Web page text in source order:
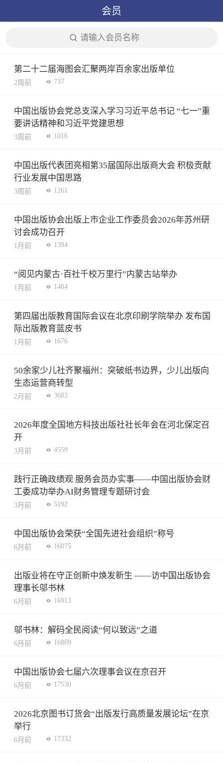
会员
请输入会员名称
第二十二届海图会汇聚两岸百余家出版单位
2周前 737
中国出版协会党总支深入学习习近平总书记 “七一”重
要讲话精神和习近平党建思想
3周前 1016
中国出版代表团亮相第35届国际出版商大会 积极贡献
行业发展中国思路
3周前 1261
中国出版协会出版上市企业工作委员会2026年苏州研
讨会成功召开
1月前 1394
“阅见内蒙古·百社千校万里行”内蒙古站举办
1月前 1404
第四届出版教育国际会议在北京印刷学院举办 发布国
际出版教育蓝皮书
1月前 1676
50余家少儿社齐聚福州：突破纸书边界，少儿出版向
生态运营商转型
2月前 3683
2026年度全国地方科技出版社社长年会在河北保定召
开
3月前 4559
践行正确政绩观 服务会员办实事——中国出版协会财
工委成功举办AI财务管理专题研讨会
3月前 5192
中国出版协会荣获“全国先进社会组织”称号
6月前 16075
出版业将在守正创新中焕发新生 ——访中国出版协会
理事长邬书林
6月前 16913
邬书林：解码全民阅读“何以致远”之道
6月前 16869
中国出版协会七届六次理事会议在京召开
6月前 17530
2026北京图书订货会“出版发行高质量发展论坛”在京
举行
6月前 17332